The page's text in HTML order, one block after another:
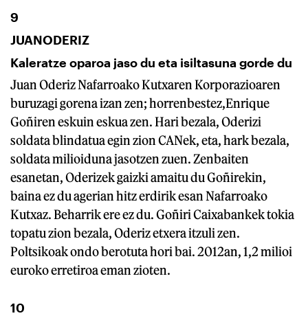
9
JUANODERIZ
Kaleratze oparoa jaso du eta isiltasuna gorde du
Juan Oderiz Nafarroako Kutxaren Korporazioaren
buruzagi gorena izan zen; horrenbestez,Enrique
Goñiren eskuin eskua zen. Hari bezala, Oderizi
soldata blindatua egin zion CANek, eta, hark bezala,
soldata milioiduna jasotzen zuen. Zenbaiten
esanetan, Oderizek gaizki amaitu du Goñirekin,
baina ez du agerian hitz erdirik esan Nafarroako
Kutxaz. Beharrik ere ez du. Goñiri Caixabankek tokia
topatu zion bezala, Oderiz etxera itzuli zen.
Poltsikoak ondo berotuta hori bai. 2012an, 1,2 milioi
euroko erretiroa eman zioten.
10